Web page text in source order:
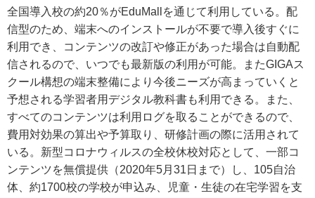
全国導入校の約20％がEduMallを通じて利用している。配
信型のため、端末へのインストールが不要で導入後すぐに
利用でき、コンテンツの改訂や修正があった場合は自動配
信されるので、いつでも最新版の利用が可能。またGIGAス
クール構想の端末整備により今後ニーズが高まっていくと
予想される学習者用デジタル教科書も利用できる。また、
すべてのコンテンツは利用ログを取ることができるので、
費用対効果の算出や予算取り、研修計画の際に活用されて
いる。新型コロナウィルスの全校休校対応として、一部コ
ンテンツを無償提供（2020年5月31日まで）し、105自治
体、約1700校の学校が申込み、児童・生徒の在宅学習を支